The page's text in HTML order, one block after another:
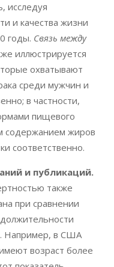
исследуя
и качества жизни
годы. Связь между
иллюстрируется
охватывают
среди мужчин и
в частности,
пищевого
содержанием жиров
соответственно.
и публикаций.
также
при сравнении
Например, в США
возраст более